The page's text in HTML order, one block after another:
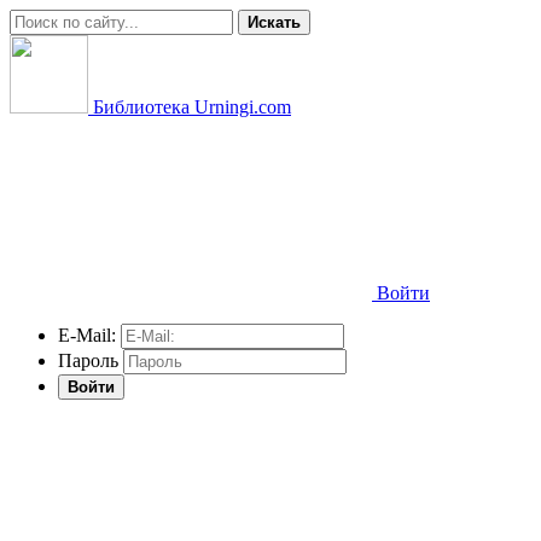
Искать
Библиотека Urningi.com
Войти
E-Mail:
Пароль
Войти